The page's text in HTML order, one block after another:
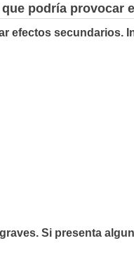
podría provocar
efectos secundarios.
Si presenta